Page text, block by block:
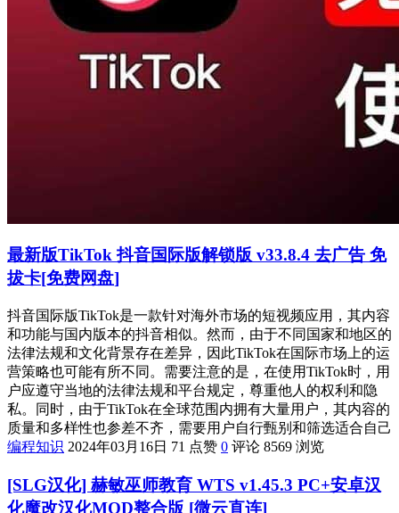
最新版TikTok 抖音国际版解锁版 v33.8.4 去广告 免
拔卡[免费网盘]
抖音国际版TikTok是一款针对海外市场的短视频应用，其内容
和功能与国内版本的抖音相似。然而，由于不同国家和地区的
法律法规和文化背景存在差异，因此TikTok在国际市场上的运
营策略也可能有所不同。需要注意的是，在使用TikTok时，用
户应遵守当地的法律法规和平台规定，尊重他人的权利和隐
私。同时，由于TikTok在全球范围内拥有大量用户，其内容的
质量和多样性也参差不齐，需要用户自行甄别和筛选适合自己
编程知识 2024年03月16日 71 点赞 0 评论 8569 浏览
[SLG汉化] 赫敏巫师教育 WTS v1.45.3 PC+安卓汉
化魔改汉化MOD整合版 [微云直连]